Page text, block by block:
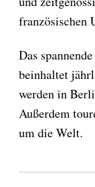
französischen
Das
beinhaltet
werden in
Außerdem
um die Welt.